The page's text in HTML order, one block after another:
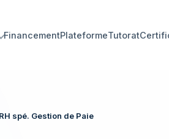
FinancementPlateformeTutorat
spé. Gestion de Paie